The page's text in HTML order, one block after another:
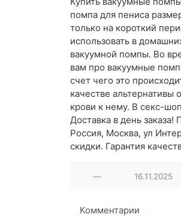
помпа для пениса
только на короткий
использовать в
вакуумной помпы. Во
вам про вакуумные
счет чего это
качестве альтернативы
крови к нему. В секс-
Доставка в день
Россия, Москва, ул
скидки. Гарантия
— 16.11.2025
Комментарии